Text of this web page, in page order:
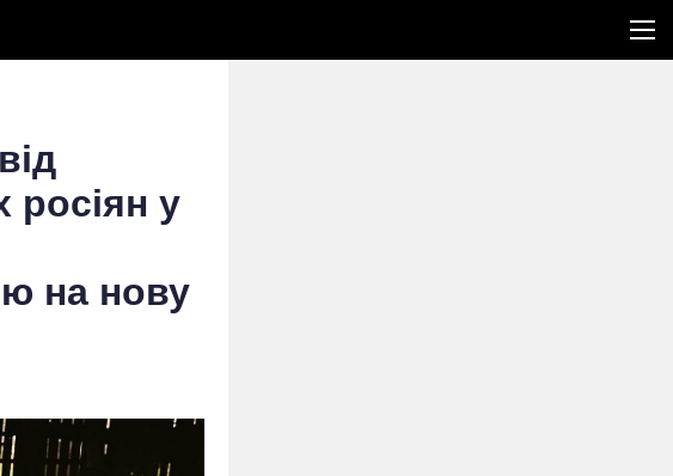
росіян у
на нову